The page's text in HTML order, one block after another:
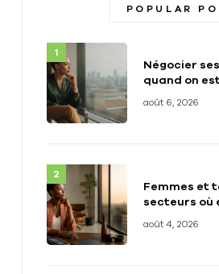
POPULAR
Négocier
quand on
août 6, 2026
Femmes et
secteurs où
août 4, 2026